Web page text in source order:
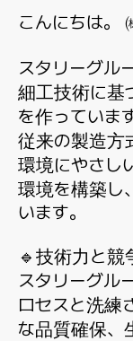
こんにちは。
スタリーグル
細工技術に基
を作っています
従来の製造方
環境にやさし
環境を構築し
います。
🔹技術力と競
スタリーグル
ロセスと洗練
な品質確保、